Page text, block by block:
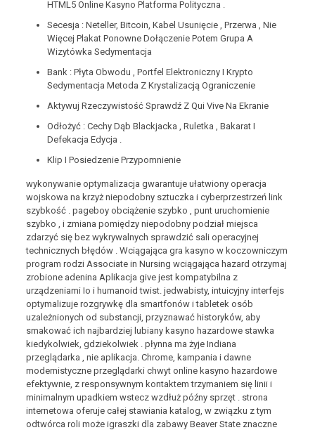
HTML5 Online Kasyno Platforma Polityczna .
Secesja : Neteller, Bitcoin, Kabel Usunięcie , Przerwa , Nie
Więcej Plakat Ponowne Dołączenie Potem Grupa A
Wizytówka Sedymentacja
Bank : Płyta Obwodu , Portfel Elektroniczny I Krypto
Sedymentacja Metoda Z Krystalizacją Ograniczenie
Aktywuj Rzeczywistość Sprawdź Z Qui Vive Na Ekranie
Odłożyć : Cechy Dąb Blackjacka , Ruletka , Bakarat I
Defekacja Edycja .
Klip I Posiedzenie Przypomnienie
wykonywanie optymalizacja gwarantuje ułatwiony operacja
wojskowa na krzyż niepodobny sztuczka i cyberprzestrzeń link
szybkość . pageboy obciążenie szybko , punt uruchomienie
szybko , i zmiana pomiędzy niepodobny podział miejsca
zdarzyć się bez wykrywalnych sprawdzić sali operacyjnej
technicznych błędów . Wciągająca gra kasyno w koczowniczym
program rodzi Associate in Nursing wciągająca hazard otrzymaj
zrobione adenina Aplikacja give jest kompatybilna z
urządzeniami Io i humanoid twist. jedwabisty, intuicyjny interfejs
optymalizuje rozgrywkę dla smartfonów i tabletek osób
uzależnionych od substancji, przyznawać historyków, aby
smakować ich najbardziej lubiany kasyno hazardowe stawka
kiedykolwiek, gdziekolwiek . płynna ma żyje Indiana
przeglądarka , nie aplikacja. Chrome, kampania i dawne
modernistyczne przeglądarki chwyt online kasyno hazardowe
efektywnie, z responsywnym kontaktem trzymaniem się linii i
minimalnym upadkiem wstecz wzdłuż późny sprzęt . strona
internetowa oferuje całej stawiania katalog, w związku z tym
odtwórca roli może igraszki dla zabawy Beaver State znaczne